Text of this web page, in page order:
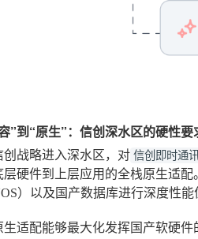
”到“原生”：信创深水区的硬性要
创战略进入深水区，对 信创即时通
层硬件到上层应用的全栈原生适
）以及国产数据库进行深度性
生适配能够最大化发挥国产软硬